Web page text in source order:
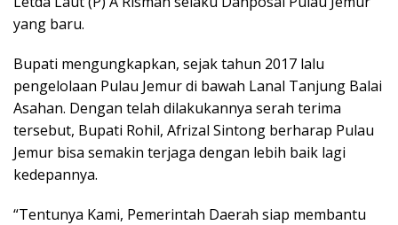
yang baru.
Bupati mengungkapkan, sejak tahun 2017 lalu
pengelolaan Pulau Jemur di bawah Lanal Tanjung Balai
Asahan. Dengan telah dilakukannya serah terima
tersebut, Bupati Rohil, Afrizal Sintong berharap Pulau
Jemur bisa semakin terjaga dengan lebih baik lagi
kedepannya.
“Tentunya Kami, Pemerintah Daerah siap membantu